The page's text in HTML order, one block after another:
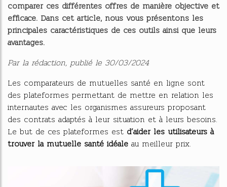
comparer ces différentes offres de manière objective et
efficace. Dans cet article, nous vous présentons les
principales caractéristiques de ces outils ainsi que leurs
avantages.
Par la rédaction, publié le 30/03/2024
Les comparateurs de mutuelles santé en ligne sont
des plateformes permettant de mettre en relation les
internautes avec les organismes assureurs proposant
des contrats adaptés à leur situation et à leurs besoins.
Le but de ces plateformes est d’aider les utilisateurs à
trouver la mutuelle santé idéale au meilleur prix.